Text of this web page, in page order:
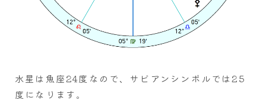
水星は魚座24度なので、サビアンシンボルでは25
度になります。